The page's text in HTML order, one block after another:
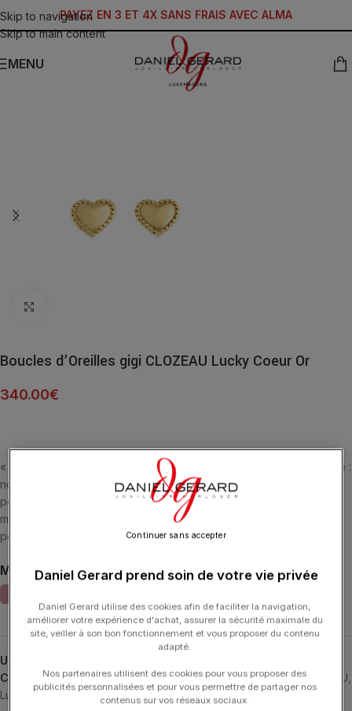
Skip to navigation
Skip to main content
PAYEZ EN 3 ET 4X SANS FRAIS AVEC ALMA
MENU
Boucles d’Oreilles gigi CLOZEAU Lucky Coeur Or
340.00€
« Love is everything » parce qu’ avec de l’amour, tout est possible :
notre « Lucky cœur » en est le témoignage, la joie de vivre en le
portant est au rendez-vous. Intemporelles et d’une élégante
modernité, ces boucles d’oreilles perlées habillées sont un subtil
porte-bonheur
MATIÈRE
UGS :
Catégories : Boucles d'Oreilles Boucles d'Oreilles, GIGI CLOZEAU
Lucky
Typologies
Daniel Gerard prend soin de votre vie privée
Daniel Gerard utilise des cookies afin de faciliter la navigation,
améliorer votre expérience d'achat, assurer la sécurité maximale du
site, veiller à son bon fonctionnement et vous proposer du contenu
adapté.
Nos partenaires utilisent des cookies pour vous proposer des
publicités personnalisées et pour vous permettre de partager nos
contenus sur vos réseaux sociaux.
Continuer sans accepter